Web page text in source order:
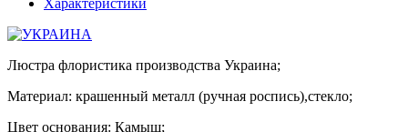
Люстра флористика производства Украина;
Материал: крашенный металл (ручная роспись),стекло;
Цвет основания: Камыш;